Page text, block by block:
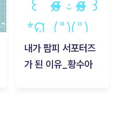
내가 팜피 서포터즈
가 된 이유_황수아